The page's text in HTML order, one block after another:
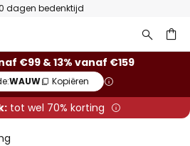
dagen bedenktijd
€99 & 13% vanaf €159
WAUW Kopiëren
tot wel 70% korting